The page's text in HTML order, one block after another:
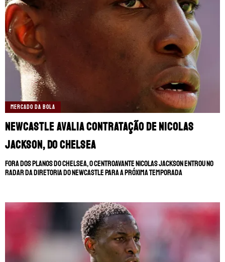
MERCADO DA BOLA
Newcastle avalia contratação de Nicolas
Jackson, do Chelsea
Fora dos planos do Chelsea, o centroavante Nicolas Jackson entrou no
radar da diretoria do Newcastle para a próxima temporada